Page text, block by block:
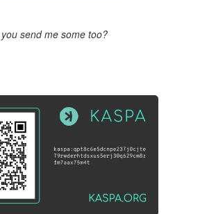
you send me some too?